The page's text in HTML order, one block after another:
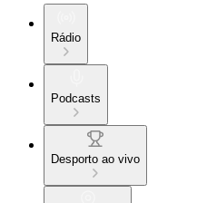
Rádio
Podcasts
Desporto ao vivo